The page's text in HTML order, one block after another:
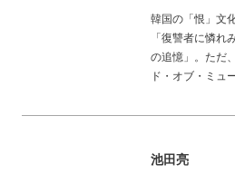
韓国の「恨」文
「復讐者に憐れ
の追憶」。ただ
ド・オブ・ミュ
池田亮